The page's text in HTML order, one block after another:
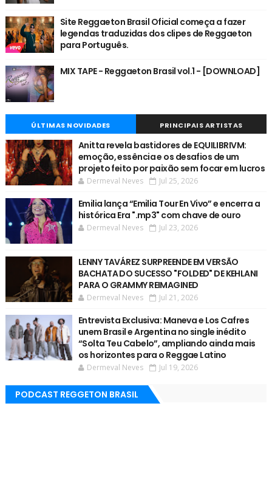
Site Reggaeton Brasil Oficial começa a fazer
legendas traduzidas dos clipes de Reggaeton
para Português.
MIX TAPE - Reggaeton Brasil vol.1 - [DOWNLOAD]
ÚLTIMAS NOVIDADES PRINCIPAIS ARTISTAS
Anitta revela bastidores de EQUILIBRIVM:
emoção, essência e os desafios de um
projeto feito por paixão sem focar em lucros
Dermeval Neves Jul 25, 2026
Emilia lança “Emilia Tour En Vivo” e encerra a
histórica Era ".mp3" com chave de ouro
Dermeval Neves Jul 23, 2026
LENNY TAVÁREZ SURPREENDE EM VERSÃO
BACHATA DO SUCESSO "FOLDED" DE KEHLANI
PARA O GRAMMY REIMAGINED
Dermeval Neves Jul 21, 2026
Entrevista Exclusiva: Maneva e Los Cafres
unem Brasil e Argentina no single inédito
“Solta Teu Cabelo”, ampliando ainda mais
os horizontes para o Reggae Latino
Dermeval Neves Jul 19, 2026
PODCAST REGGETON BRASIL